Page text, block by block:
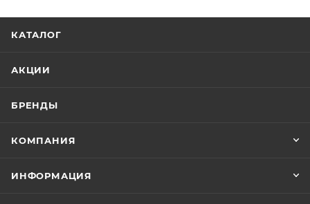
Конечная цена будет отображена в высланном
Фактом подтверждения покупки будет считаться
КАТАЛОГ
АКЦИИ
БРЕНДЫ
КОМПАНИЯ
ИНФОРМАЦИЯ